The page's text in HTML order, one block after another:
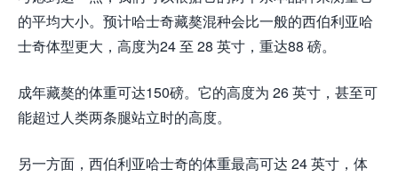
的平均大小。预计哈士奇藏獒混种会比一般的西伯利亚哈
士奇体型更大，高度为24 至 28 英寸，重达88 磅。
成年藏獒的体重可达150磅。它的高度为 26 英寸，甚至可
能超过人类两条腿站立时的高度。
另一方面，西伯利亚哈士奇的体重最高可达 24 英寸，体